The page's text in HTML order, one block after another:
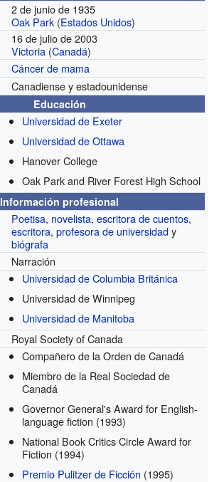
2 de junio de 1935
Oak Park (Estados Unidos)
16 de julio de 2003
Victoria (Canadá)
Cáncer de mama
Canadiense y estadounidense
Educación
Universidad de Exeter
Universidad de Ottawa
Hanover College
Oak Park and River Forest High School
Información profesional
Poetisa, novelista,escritora de cuentos,
escritora,profesora de universidady
biógrafa
Narración
Universidad de Columbia Británica
Universidad de Winnipeg
Universidad de Manitoba
Royal Society of Canada
Compañero de la Orden de Canadá
Miembro de la Real Sociedad de
Canadá
Governor General's Award for English-
language fiction (1993)
National Book Critics Circle Award for
Fiction (1994)
Premio Pulitzer de Ficción (1995)